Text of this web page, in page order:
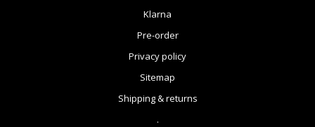
Klarna
Pre-order
Privacy policy
Sitemap
Shipping & returns
.